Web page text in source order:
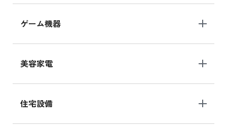
ゲーム機器
美容家電
住宅設備